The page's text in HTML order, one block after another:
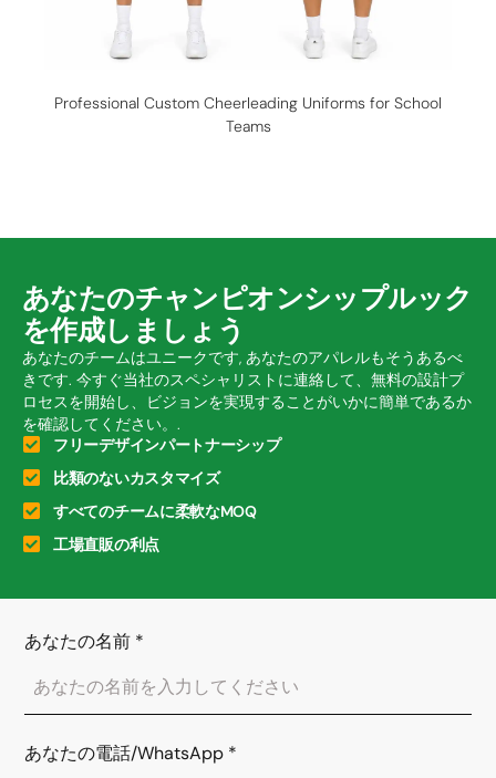
Professional Custom Cheerleading Uniforms for School
Teams
あなたのチャンピオンシップルック
を作成しましょう
あなたのチームはユニークです, あなたのアパレルもそうあるべ
きです. 今すぐ当社のスペシャリストに連絡して、無料の設計プ
ロセスを開始し、ビジョンを実現することがいかに簡単であるか
を確認してください。.
フリーデザインパートナーシップ
比類のないカスタマイズ
すべてのチームに柔軟なMOQ
工場直販の利点
あなたの名前 *
あなたの電話/WhatsApp *